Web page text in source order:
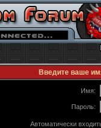
Введите ваше
Имя:
Пароль:
Автоматически